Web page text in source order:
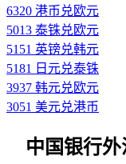
6320 港币兑欧元
5013 泰铢兑欧元
5151 英镑兑韩元
5181 日元兑泰铢
3937 韩元兑欧元
3051 美元兑港币
中国银行